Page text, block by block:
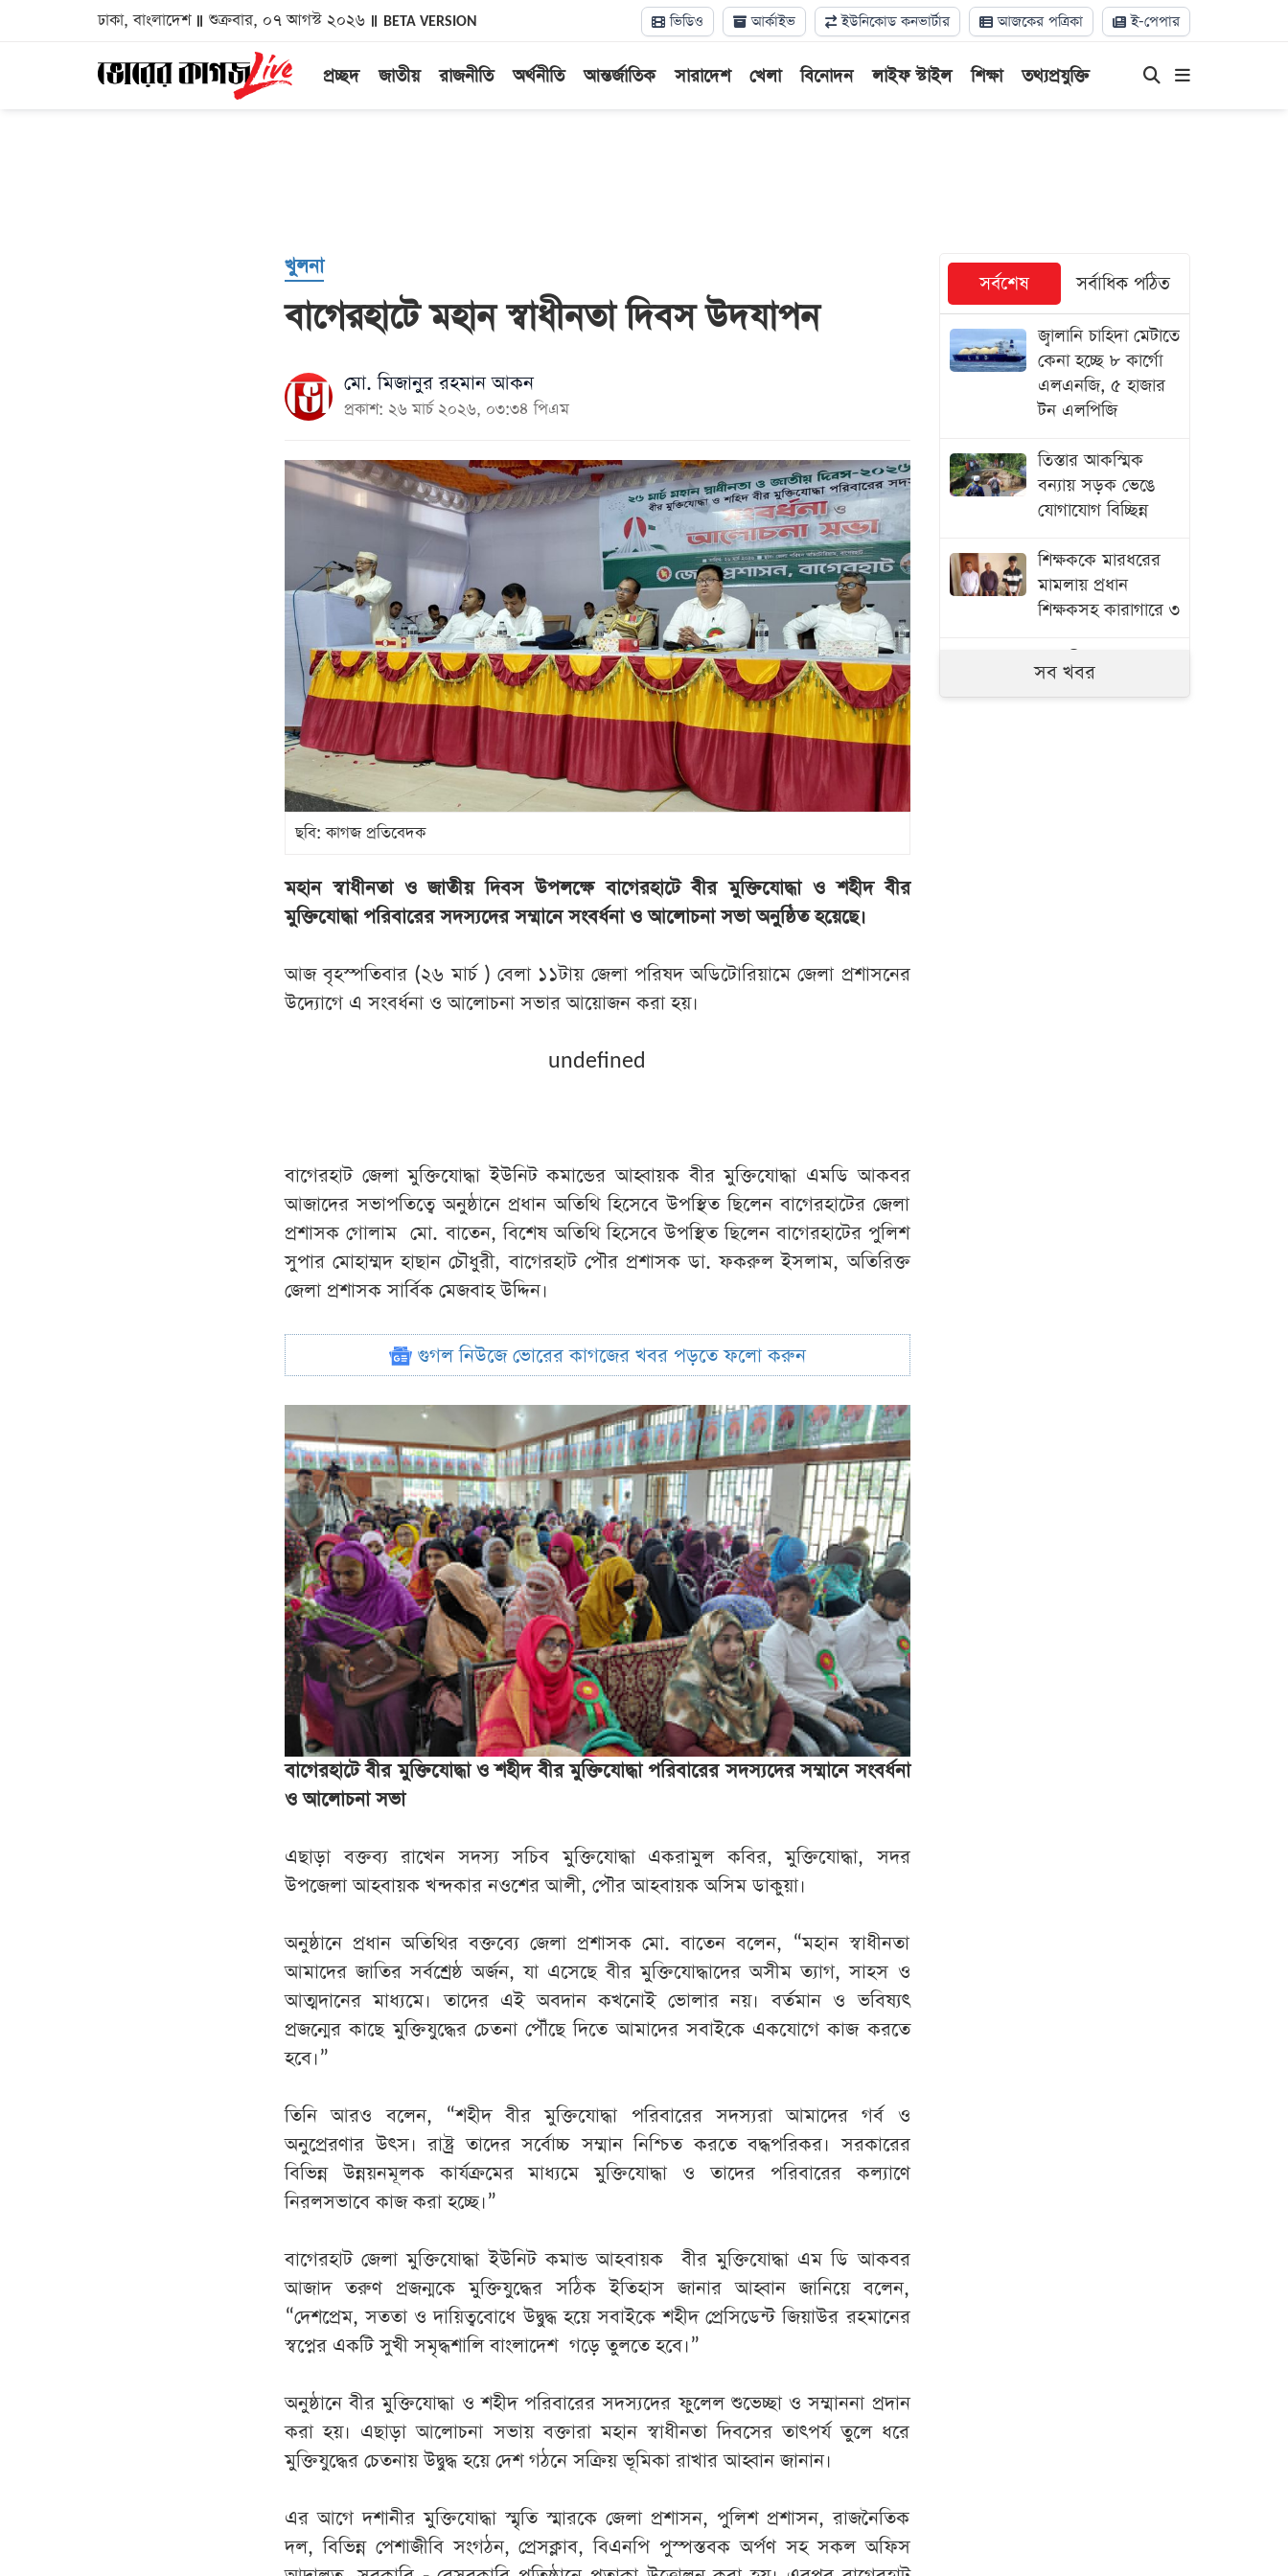
ঢাকা, বাংলাদেশ শুক্রবার, ০৭ আগস্ট ২০২৬ BETA VERSION ভিডিও আর্কাইভ ইউনিকোড কনভার্টার আজকের পত্রিকা ই-পেপার
প্রচ্ছদ জাতীয় রাজনীতি অর্থনীতি আন্তর্জাতিক সারাদেশ খেলা বিনোদন লাইফ স্টাইল শিক্ষা তথ্যপ্রযুক্তি
খুলনা
বাগেরহাটে মহান স্বাধীনতা দিবস উদযাপন
মো. মিজানুর রহমান আকন
প্রকাশ: ২৬ মার্চ ২০২৬, ০৩:৩৪ পিএম
ছবি: কাগজ প্রতিবেদক
মহান স্বাধীনতা ও জাতীয় দিবস উপলক্ষে বাগেরহাটে বীর মুক্তিযোদ্ধা ও শহীদ বীর
মুক্তিযোদ্ধা পরিবারের সদস্যদের সম্মানে সংবর্ধনা ও আলোচনা সভা অনুষ্ঠিত হয়েছে।
আজ বৃহস্পতিবার (২৬ মার্চ ) বেলা ১১টায় জেলা পরিষদ অডিটোরিয়ামে জেলা প্রশাসনের
উদ্যোগে এ সংবর্ধনা ও আলোচনা সভার আয়োজন করা হয়।
undefined
বাগেরহাট জেলা মুক্তিযোদ্ধা ইউনিট কমান্ডের আহ্বায়ক বীর মুক্তিযোদ্ধা এমডি আকবর
আজাদের সভাপতিত্বে অনুষ্ঠানে প্রধান অতিথি হিসেবে উপস্থিত ছিলেন বাগেরহাটের জেলা
প্রশাসক গোলাম মো. বাতেন, বিশেষ অতিথি হিসেবে উপস্থিত ছিলেন বাগেরহাটের পুলিশ
সুপার মোহাম্মদ হাছান চৌধুরী, বাগেরহাট পৌর প্রশাসক ডা. ফকরুল ইসলাম, অতিরিক্ত
জেলা প্রশাসক সার্বিক মেজবাহ উদ্দিন।
গুগল নিউজে ভোরের কাগজের খবর পড়তে ফলো করুন
বাগেরহাটে বীর মুক্তিযোদ্ধা ও শহীদ বীর মুক্তিযোদ্ধা পরিবারের সদস্যদের সম্মানে সংবর্ধনা
ও আলোচনা সভা
এছাড়া বক্তব্য রাখেন সদস্য সচিব মুক্তিযোদ্ধা একরামুল কবির, মুক্তিযোদ্ধা, সদর
উপজেলা আহবায়ক খন্দকার নওশের আলী, পৌর আহবায়ক অসিম ডাকুয়া।
অনুষ্ঠানে প্রধান অতিথির বক্তব্যে জেলা প্রশাসক মো. বাতেন বলেন, “মহান স্বাধীনতা
আমাদের জাতির সর্বশ্রেষ্ঠ অর্জন, যা এসেছে বীর মুক্তিযোদ্ধাদের অসীম ত্যাগ, সাহস ও
আত্মদানের মাধ্যমে। তাদের এই অবদান কখনোই ভোলার নয়। বর্তমান ও ভবিষ্যৎ
প্রজন্মের কাছে মুক্তিযুদ্ধের চেতনা পৌঁছে দিতে আমাদের সবাইকে একযোগে কাজ করতে
হবে।”
তিনি আরও বলেন, “শহীদ বীর মুক্তিযোদ্ধা পরিবারের সদস্যরা আমাদের গর্ব ও
অনুপ্রেরণার উৎস। রাষ্ট্র তাদের সর্বোচ্চ সম্মান নিশ্চিত করতে বদ্ধপরিকর। সরকারের
বিভিন্ন উন্নয়নমূলক কার্যক্রমের মাধ্যমে মুক্তিযোদ্ধা ও তাদের পরিবারের কল্যাণে
নিরলসভাবে কাজ করা হচ্ছে।”
বাগেরহাট জেলা মুক্তিযোদ্ধা ইউনিট কমান্ড আহবায়ক বীর মুক্তিযোদ্ধা এম ডি আকবর
আজাদ তরুণ প্রজন্মকে মুক্তিযুদ্ধের সঠিক ইতিহাস জানার আহ্বান জানিয়ে বলেন,
“দেশপ্রেম, সততা ও দায়িত্ববোধে উদ্বুদ্ধ হয়ে সবাইকে শহীদ প্রেসিডেন্ট জিয়াউর রহমানের
স্বপ্নের একটি সুখী সমৃদ্ধশালি বাংলাদেশ গড়ে তুলতে হবে।”
অনুষ্ঠানে বীর মুক্তিযোদ্ধা ও শহীদ পরিবারের সদস্যদের ফুলেল শুভেচ্ছা ও সম্মাননা প্রদান
করা হয়। এছাড়া আলোচনা সভায় বক্তারা মহান স্বাধীনতা দিবসের তাৎপর্য তুলে ধরে
মুক্তিযুদ্ধের চেতনায় উদ্বুদ্ধ হয়ে দেশ গঠনে সক্রিয় ভূমিকা রাখার আহ্বান জানান।
এর আগে দশানীর মুক্তিযোদ্ধা স্মৃতি স্মারকে জেলা প্রশাসন, পুলিশ প্রশাসন, রাজনৈতিক
দল, বিভিন্ন পেশাজীবি সংগঠন, প্রেসক্লাব, বিএনপি পুস্পস্তবক অর্পণ সহ সকল অফিস
সর্বশেষ সর্বাধিক পঠিত
জ্বালানি চাহিদা মেটাতে
কেনা হচ্ছে ৮ কার্গো
এলএনজি, ৫ হাজার
টন এলপিজি
তিস্তার আকস্মিক
বন্যায় সড়ক ভেঙে
যোগাযোগ বিচ্ছিন্ন
শিক্ষককে মারধরের
মামলায় প্রধান
শিক্ষকসহ কারাগারে ৩
সাতক্ষীরায় ৬ কোটি
টাকার ‘কুশ’ মাদক
সব খবর